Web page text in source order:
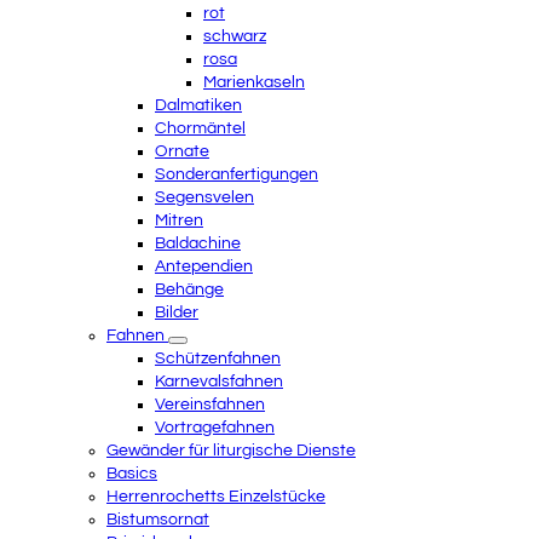
rot
schwarz
rosa
Marienkaseln
Dalmatiken
Chormäntel
Ornate
Sonderanfertigungen
Segensvelen
Mitren
Baldachine
Antependien
Behänge
Bilder
Fahnen
Schützenfahnen
Karnevalsfahnen
Vereinsfahnen
Vortragefahnen
Gewänder für liturgische Dienste
Basics
Herrenrochetts Einzelstücke
Bistumsornat